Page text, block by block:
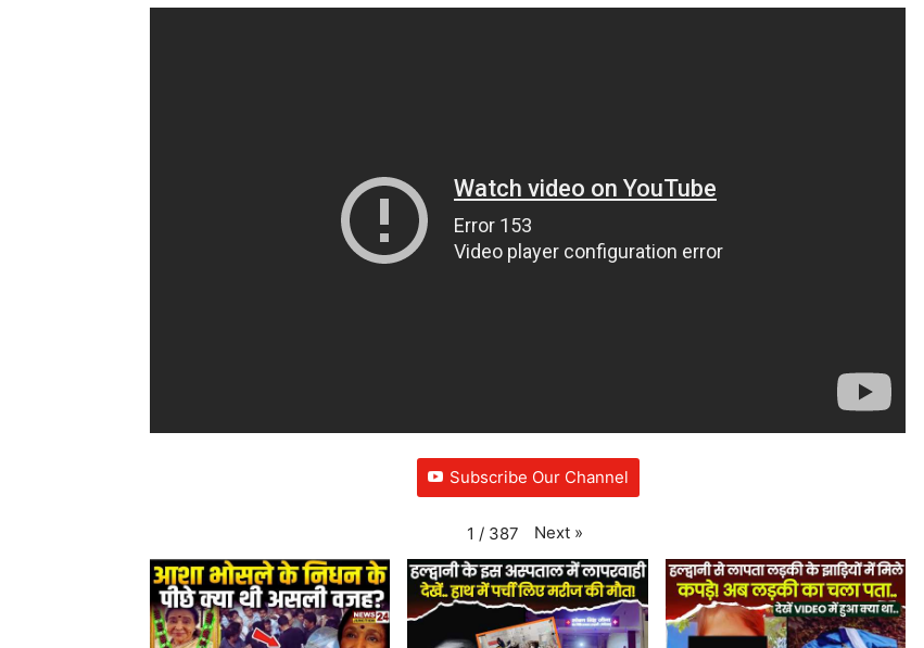
Subscribe Our Channel
1 / 387 Next »